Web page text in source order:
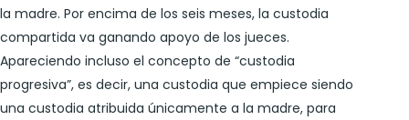
la madre. Por encima de los seis meses, la custodia
compartida va ganando apoyo de los jueces.
Apareciendo incluso el concepto de “custodia
progresiva”, es decir, una custodia que empiece siendo
una custodia atribuida únicamente a la madre, para